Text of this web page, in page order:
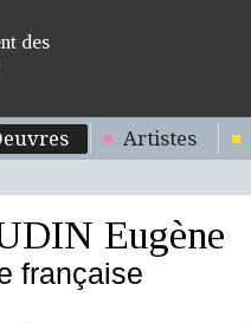
des
Artistes
Eugène
française